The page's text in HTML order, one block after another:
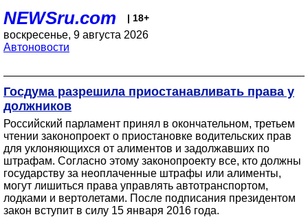
NEWSru.com | 18+
воскресенье, 9 августа 2026
Автоновости
Госдума разрешила приостанавливать права у
должников
Российский парламент принял в окончательном, третьем
чтении законопроект о приостановке водительских прав
для уклоняющихся от алиментов и задолжавших по
штрафам. Согласно этому законопроекту все, кто должны
государству за неоплаченные штрафы или алименты,
могут лишиться права управлять автотранспортом,
лодками и вертолетами. После подписания президентом
закон вступит в силу 15 января 2016 года.